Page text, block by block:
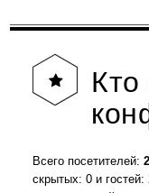
Кто
Всего посетителей:
скрытых: 0 и гостей: